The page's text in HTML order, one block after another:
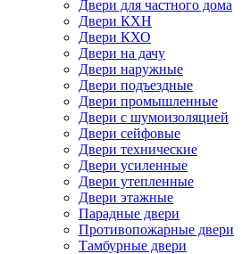
Двери для частного дома
Двери КХН
Двери КХО
Двери на дачу
Двери наружные
Двери подъездные
Двери промышленные
Двери с шумоизоляцией
Двери сейфовые
Двери технические
Двери усиленные
Двери утепленные
Двери этажные
Парадные двери
Противопожарные двери
Тамбурные двери